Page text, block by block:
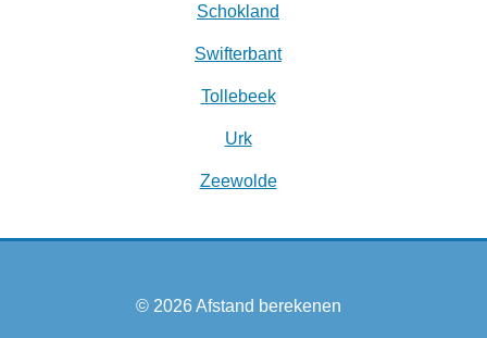
Schokland
Swifterbant
Tollebeek
Urk
Zeewolde
© 2026Afstand berekenen